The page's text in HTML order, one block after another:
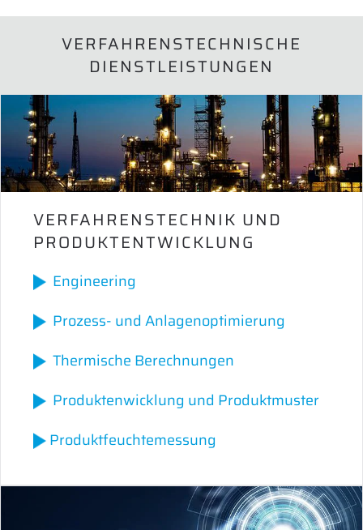
VERFAHRENSTECHNISCHE
DIENSTLEISTUNGEN
VERFAHRENSTECHNIK UND
PRODUKTENTWICKLUNG
Engineering
Prozess- und Anlagenoptimierung
Thermische Berechnungen
Produktenwicklung und Produktmuster
Produktfeuchtemessung